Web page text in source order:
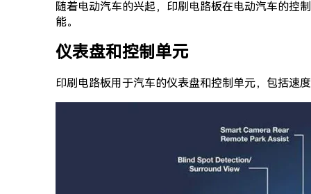
随着电动汽车的兴起，印刷电路板在电动汽车的控
能。
仪表盘和控制单元
印刷电路板用于汽车的仪表盘和控制单元，包括速